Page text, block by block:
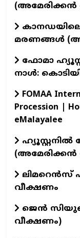
(അമേരിക്കൻ
മരണങ്ങൾ
ഫോമാ
നാൾ:
FOMAA
Procession |
eMalayalee
(അമേരിക്കൻ
ലിമറെൻസ്
വീക്ഷണം
ജെൻ
വീക്ഷണം)